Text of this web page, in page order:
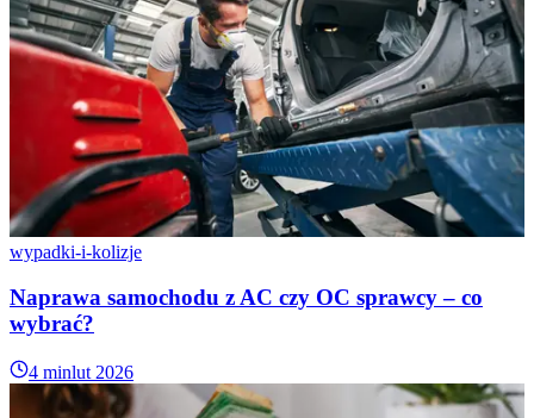
wypadki-i-kolizje
Naprawa samochodu z AC czy OC sprawcy – co
wybrać?
4 minlut 2026